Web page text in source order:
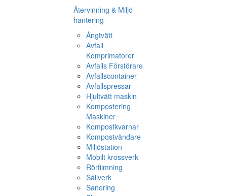
Återvinning & Miljö
hantering
Ångtvätt
Avfall
Komprimatorer
Avfalls Förstörare
Avfallscontainer
Avfallspressar
Hjultvätt maskin
Kompostering
Maskiner
Kompostkvarnar
Kompostvändare
Miljöstation
Mobilt krossverk
Rörfilmning
Sållverk
Sanering